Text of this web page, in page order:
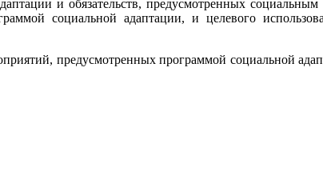
и обязательств, предусмотренных
социальной адаптации, и целевого
предусмотренных программой социальной